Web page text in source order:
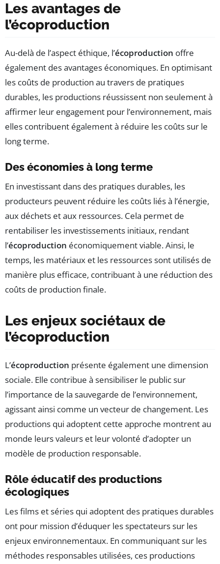
Les avantages de
l’écoproduction
Au-delà de l’aspect éthique, l’écoproduction offre
également des avantages économiques. En optimisant
les coûts de production au travers de pratiques
durables, les productions réussissent non seulement à
affirmer leur engagement pour l’environnement, mais
elles contribuent également à réduire les coûts sur le
long terme.
Des économies à long terme
En investissant dans des pratiques durables, les
producteurs peuvent réduire les coûts liés à l’énergie,
aux déchets et aux ressources. Cela permet de
rentabiliser les investissements initiaux, rendant
l’écoproduction économiquement viable. Ainsi, le
temps, les matériaux et les ressources sont utilisés de
manière plus efficace, contribuant à une réduction des
coûts de production finale.
Les enjeux sociétaux de
l’écoproduction
L’écoproduction présente également une dimension
sociale. Elle contribue à sensibiliser le public sur
l’importance de la sauvegarde de l’environnement,
agissant ainsi comme un vecteur de changement. Les
productions qui adoptent cette approche montrent au
monde leurs valeurs et leur volonté d’adopter un
modèle de production responsable.
Rôle éducatif des productions
écologiques
Les films et séries qui adoptent des pratiques durables
ont pour mission d’éduquer les spectateurs sur les
enjeux environnementaux. En communiquant sur les
méthodes responsables utilisées, ces productions